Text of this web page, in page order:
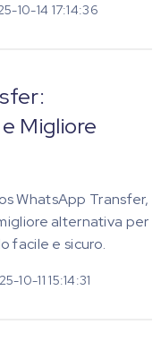
10-14 17:14:36
Migliore
WhatsApp Transfer,
alternativa per
facile e sicuro.
10-11 15:14:31